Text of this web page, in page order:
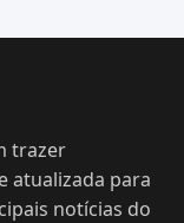
trazer
atualizada para
notícias do